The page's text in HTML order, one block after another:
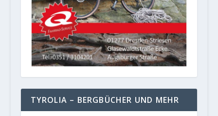
TYROLIA – BERGBÜCHER UND MEHR